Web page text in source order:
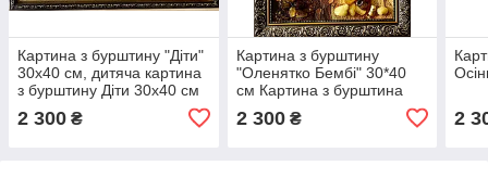
Картина з бурштину "Діти"
30x40 см, дитяча картина
з бурштину Діти 30x40 см
2 300 ₴
Картина з бурштину
"Оленятко Бембі" 30*40
см Картина з бурштина
2 300₴ 2